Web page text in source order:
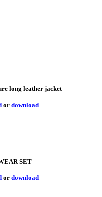
long leather jacket
or download
SET
or download